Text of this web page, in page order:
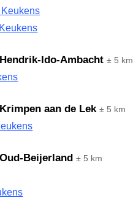
Ido-Ambacht ± 5 km
aan de Lek ± 5 km
Beijerland ± 5 km